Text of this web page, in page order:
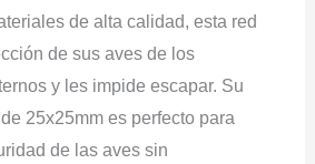
de alta calidad, esta red
de sus aves de los
y les impide escapar. Su
25x25mm es perfecto para
de las aves sin